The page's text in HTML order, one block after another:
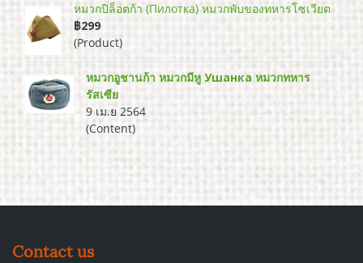
หมวกปิล็อตก้า (Пилотка) หมวกพับของทหารโซเวียต
฿299
(Product)
หมวกอูชานก้า หมวกมีหู Ушанка หมวกทหาร
รัสเซีย
9 เม.ย 2564
(Content)
Contact us